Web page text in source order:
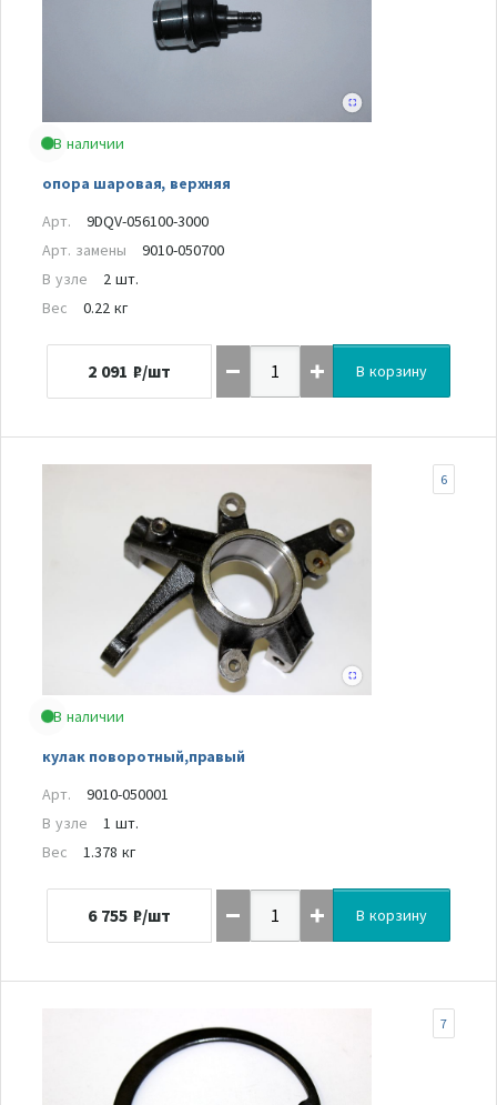
В наличии
опора шаровая, верхняя
Арт.
9DQV-056100-3000
Арт. замены
9010-050700
В узле
2 шт.
Вес
0.22 кг
2 091 ₽/шт В корзину
В наличии
кулак поворотный,правый
6
Арт.
9010-050001
В узле
1 шт.
Вес
1.378 кг
6 755 ₽/шт В корзину
7